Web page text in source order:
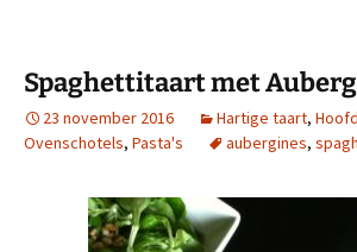
Spaghettitaart met
23 november 2016 Hartige taart,
Ovenschotels, Pasta's aubergines,